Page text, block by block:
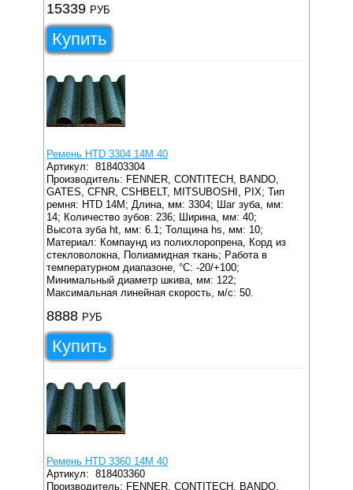
15339 РУБ
Купить
Ремень HTD 3304 14M 40
Артикул:818403304
Производитель: FENNER, CONTITECH, BANDO,
GATES, CFNR, CSHBELT, MITSUBOSHI, PIX; Тип
ремня: HTD 14M; Длина, мм: 3304; Шаг зуба, мм:
14; Количество зубов: 236; Ширина, мм: 40;
Высота зуба ht, мм: 6.1; Толщина hs, мм: 10;
Материал: Компаунд из полихлоропрена, Корд из
стекловолокна, Полиамидная ткань; Работа в
температурном диапазоне, °C: -20/+100;
Минимальный диаметр шкива, мм: 122;
Максимальная линейная скорость, м/с: 50.
8888 РУБ
Купить
Ремень HTD 3360 14M 40
Артикул:818403360
Производитель: FENNER, CONTITECH, BANDO,